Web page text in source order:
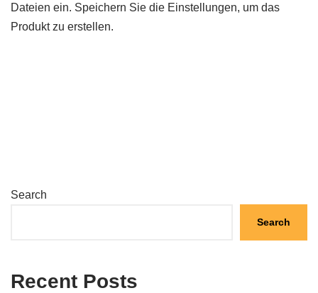
Dateien ein. Speichern Sie die Einstellungen, um das
Produkt zu erstellen.
Search
Search
Recent Posts